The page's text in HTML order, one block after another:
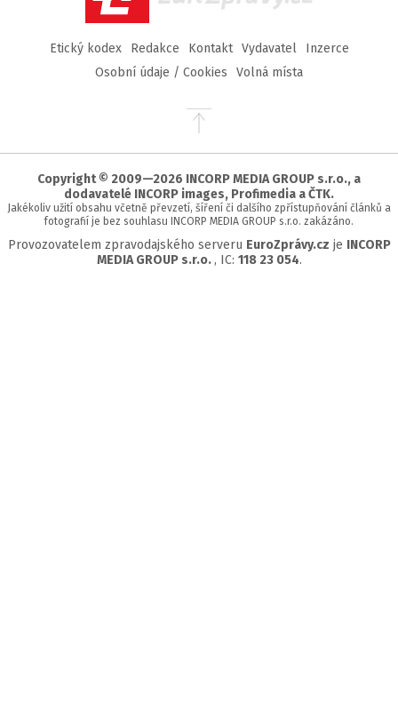
Etický kodex Redakce Kontakt Vydavatel
Inzerce
Osobní údaje / Cookies
Volná místa
Přejít
stránky
Copyright © 2009—2026 INCORP MEDIA GROUP s.r.o., a
dodavatelé INCORP images, Profimedia a ČTK.
Jakékoliv užití obsahu včetně převzetí, šíření či dalšího zpřístupňování článků a
fotografií je bez souhlasu INCORP MEDIA GROUP s.r.o. zakázáno.
Provozovatelem zpravodajského serveru EuroZprávy.cz je INCORP
MEDIA GROUP s.r.o. , IC: 118 23 054.